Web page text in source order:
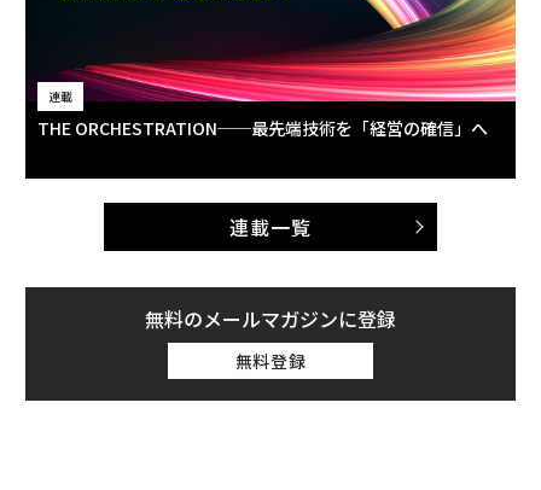
連載
THE ORCHESTRATION──最先端技術を「経営の確信」へ
連載一覧
無料のメールマガジンに登録
無料登録